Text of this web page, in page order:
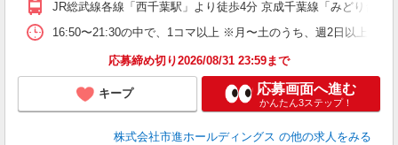
JR総武線各線「西千葉駅」より徒歩4分 京成千葉線「みどり台駅
16:50〜21:30の中で、1コマ以上 ※月〜土のうち、週2日以上
応募締め切り2026/08/31 23:59まで
キープ 応募画面へ進む
かんたん3ステップ！
株式会社市進ホールディングス の他の求人をみる